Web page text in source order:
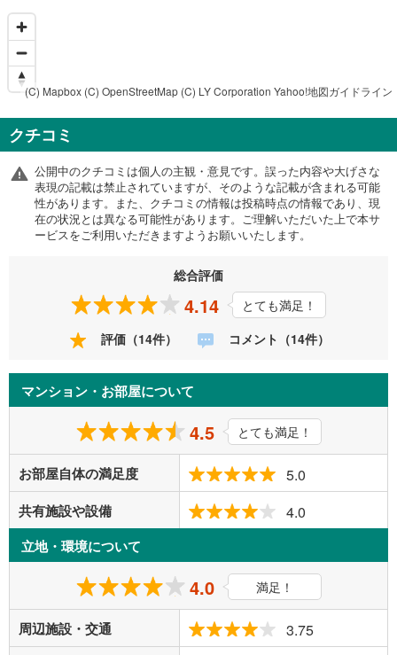
(C) Mapbox (C) OpenStreetMap (C) LY Corporation Yahoo!地図ガイドライン
クチコミ
公開中のクチコミは個人の主観・意見です。誤った内容や大げさな
表現の記載は禁止されていますが、そのような記載が含まれる可能
性があります。また、クチコミの情報は投稿時点の情報であり、現
在の状況とは異なる可能性があります。ご理解いただいた上で本サ
ービスをご利用いただきますようお願いいたします。
総合評価
4.14
とても満足！
評価（14件）
コメント（14件）
マンション・お部屋について
4.5 とても満足！
お部屋自体の満足度 5.0
共有施設や設備 4.0
立地・環境について
4.0 満足！
周辺施設・交通 3.75